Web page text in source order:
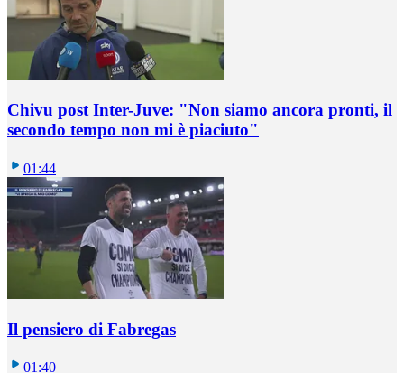
Chivu post Inter-Juve: "Non siamo ancora pronti, il
secondo tempo non mi è piaciuto"
01:44
Il pensiero di Fabregas
01:40